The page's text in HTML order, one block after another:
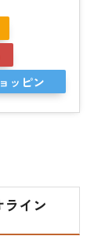
ッピン
イン